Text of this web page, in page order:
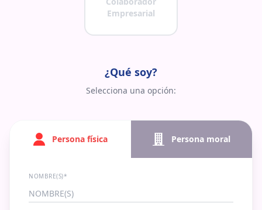
Empresarial
¿Qué soy?
Selecciona una opción:
Persona física Persona moral
NOMBRE(S)*